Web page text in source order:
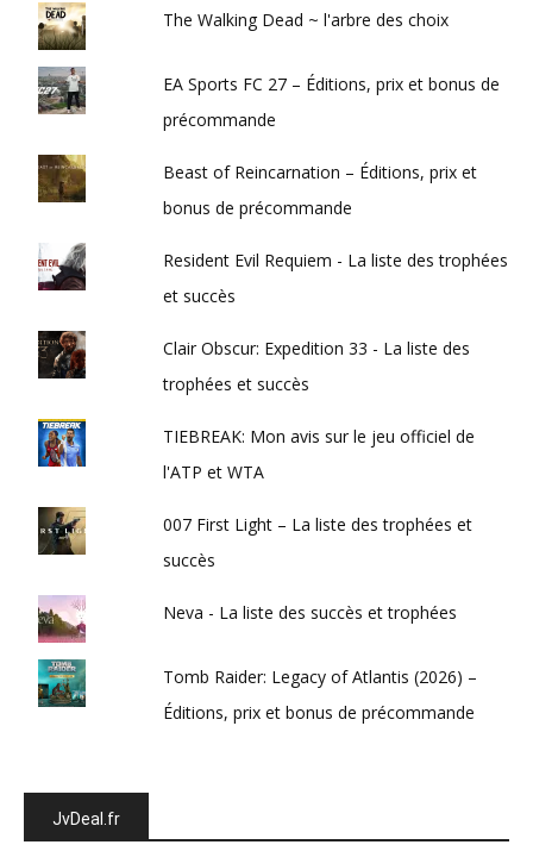
The Walking Dead ~ l'arbre des choix
EA Sports FC 27 – Éditions, prix et bonus de
précommande
Beast of Reincarnation – Éditions, prix et
bonus de précommande
Resident Evil Requiem - La liste des trophées
et succès
Clair Obscur: Expedition 33 - La liste des
trophées et succès
TIEBREAK: Mon avis sur le jeu officiel de
l'ATP et WTA
007 First Light – La liste des trophées et
succès
Neva - La liste des succès et trophées
Tomb Raider: Legacy of Atlantis (2026) –
Éditions, prix et bonus de précommande
JvDeal.fr